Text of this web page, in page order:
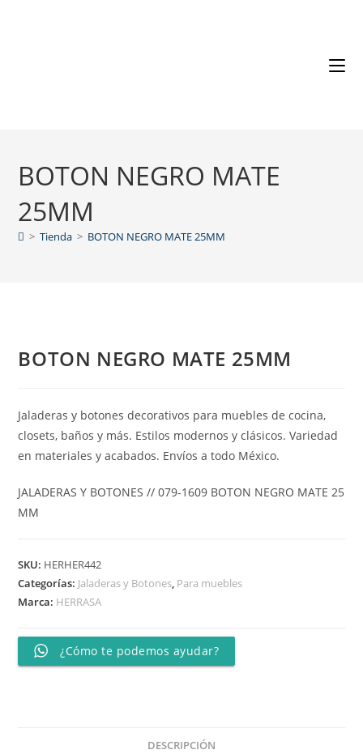
BOTON NEGRO MATE
25MM
> Tienda > BOTON NEGRO MATE 25MM
BOTON NEGRO MATE 25MM
Jaladeras y botones decorativos para muebles de cocina,
closets, baños y más. Estilos modernos y clásicos. Variedad
en materiales y acabados. Envíos a todo México.
JALADERAS Y BOTONES // 079-1609 BOTON NEGRO MATE 25
MM
SKU: HERHER442
Categorías: Jaladeras y Botones, Para muebles
Marca: HERRASA
¿Cómo te podemos ayudar?
DESCRIPCIÓN